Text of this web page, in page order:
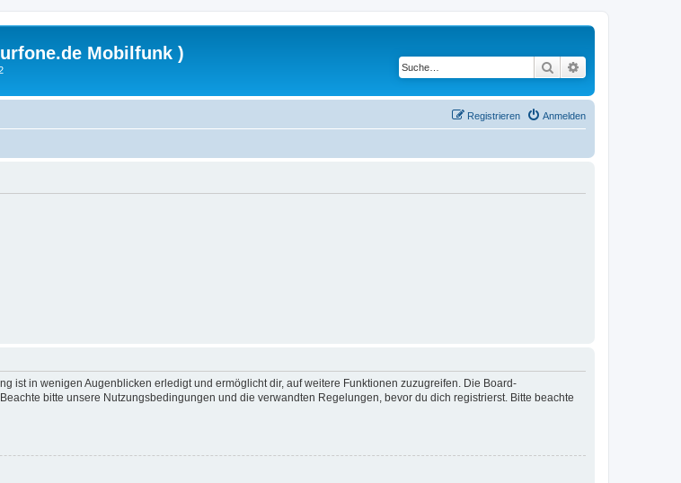
Mobilfunk )
Suche
Anmelden
Registrieren
ist in wenigen Augenblicken erledigt und ermöglicht dir, auf weitere Funktionen zuzugreifen. Die Board-
bitte unsere Nutzungsbedingungen und die verwandten Regelungen, bevor du dich registrierst. Bitte beachte